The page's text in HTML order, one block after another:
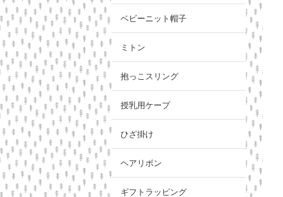
ベビーニット帽子
ミトン
抱っこスリング
授乳用ケープ
ひざ掛け
ヘアリボン
ギフトラッピング